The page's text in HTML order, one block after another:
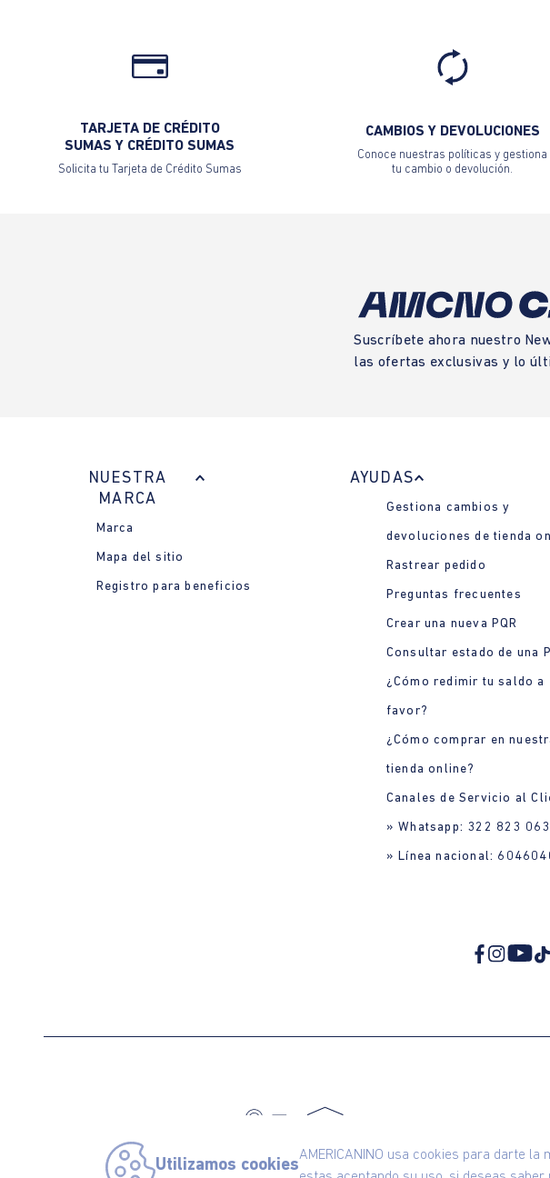
Utilizamos cookies
AMERICANINO usa cookies para darte
TARJETA DE CRÉDITO
SUMAS Y CRÉDITO SUMAS
Solicita tu Tarjeta de Crédito Sumas
CAMBIOS Y DEVOLUCIONES
Conoce nuestras políticas y gestiona
tu cambio o devolución.
Suscríbete ahora nuestro
las ofertas exclusivas y lo
NUESTRA
MARCA
Marca
Mapa del sitio
Registro para beneficios
AYUDAS
Gestiona cambios y
devoluciones de tienda
Rastrear pedido
Preguntas frecuentes
Crear una nueva PQR
Consultar estado de una
¿Cómo redimir tu saldo a
favor?
¿Cómo comprar en
tienda online?
Canales de Servicio al
» Whatsapp: 322 823
» Línea nacional: